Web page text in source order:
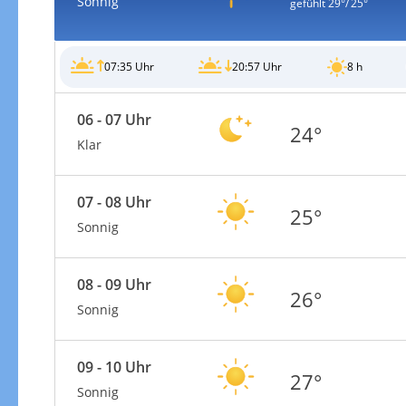
gefühlt29°/ 25°
07:35 Uhr 20:57 Uhr 8 h
06 - 07 Uhr
Klar 24°
07 - 08 Uhr
Sonnig 25°
08 - 09 Uhr
Sonnig 26°
09 - 10 Uhr
Sonnig 27°
Gewitterrisiko
Gewitterrisiko in 3h